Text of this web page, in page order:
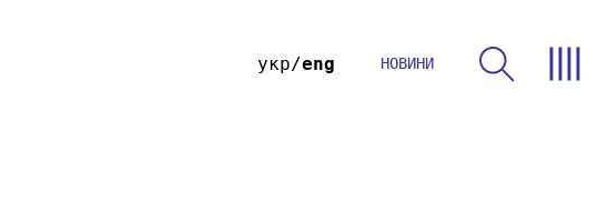
укр eng НОВИНИ